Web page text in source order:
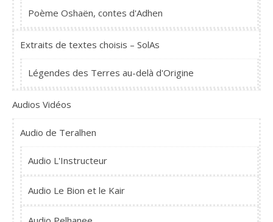
Poème Oshaën, contes d'Adhen
Extraits de textes choisis – SolAs
Légendes des Terres au-delà d'Origine
Audios Vidéos
Audio de Teralhen
Audio L'Instructeur
Audio Le Bion et le Kair